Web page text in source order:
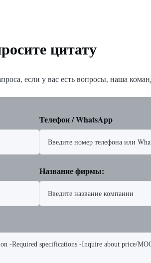
цитату
если у вас есть вопросы, наша
Телефон / WhatsApp
Название фирмы: